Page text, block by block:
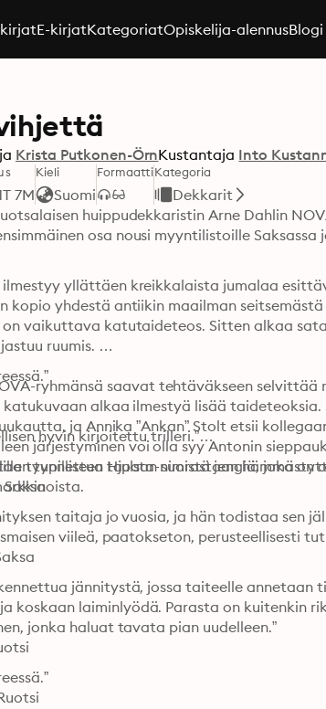
E-kirjatKategoriatOpiskelija-alennusBlogi
Krista Putkonen-ÖrnKustantaja Into
7M
Kieli
Suomi
FormaattiKategoria
Dekkarit
huippudekkaristin Arne Dahlin
osa nousi myyntilistoille Saksassa
ilmestyy yllättäen kreikkalaista jumalaa
kopio yhdestä antiikin maailman
vaikuttava katutaideteos. Sitten alkaa
ruumis.
ryhmänsä saavat tehtäväkseen selvittää
alkaa ilmestyä lisää
ja Annika ”Ankan” Stolt etsii
järjestyminen voi olla syy Antonin
tunnettua Hjulsta-nimistä jengiä, joka on
hyvin kirjoitettu trilleri.”
tyypilliseen tapaan suorastaan
Saksa
taitaja jo vuosia, ja hän todistaa sen
viileä, paatokseton, perusteellisesti
jännitystä, jossa taiteelle annetaan
koskaan laiminlyödä. Parasta on kuitenkin
jonka haluat tavata pian uudelleen.”